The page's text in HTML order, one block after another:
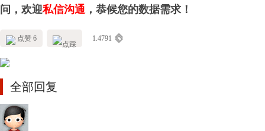
问，欢迎私信沟通 ，恭候您的数据需求！
点赞 6 1.4791
全部回复